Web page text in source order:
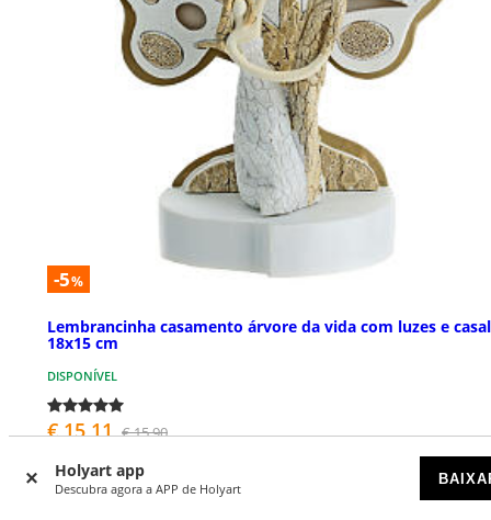
Holyart app
Descubra agora a APP de Holyart
-5%
Lembrancinha casamento árvore da vida com luzes e casal
18x15 cm
DISPONÍVEL
€ 15,11 € 15,90